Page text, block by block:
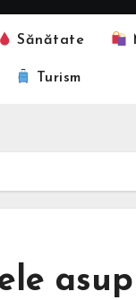
Sănătate
Turism